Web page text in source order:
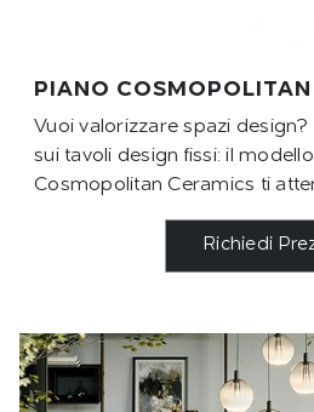
PIANO
Vuoi valorizzare spazi
sui tavoli design fissi: il
Cosmopolitan Ceramics ti
Richiedi